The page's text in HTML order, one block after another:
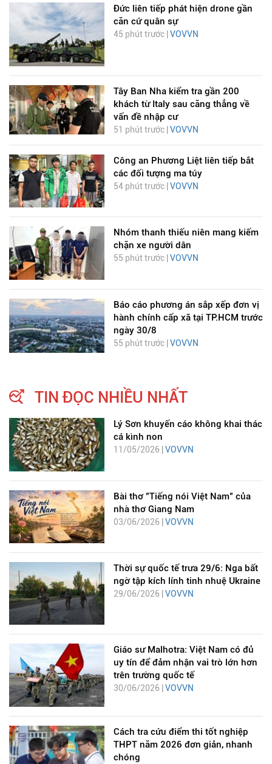
Đức liên tiếp phát hiện drone gần
căn cứ quân sự
45 phút trước | VOVVN
Tây Ban Nha kiểm tra gần 200
khách từ Italy sau căng thẳng về
vấn đề nhập cư
51 phút trước | VOVVN
Công an Phương Liệt liên tiếp bắt
các đối tượng ma túy
54 phút trước | VOVVN
Nhóm thanh thiếu niên mang kiếm
chặn xe người dân
55 phút trước | VOVVN
Báo cáo phương án sắp xếp đơn vị
hành chính cấp xã tại TP.HCM trước
ngày 30/8
55 phút trước | VOVVN
TIN ĐỌC NHIỀU NHẤT
Lý Sơn khuyến cáo không khai thác
cá kình non
11/05/2026 | VOVVN
Bài thơ "Tiếng nói Việt Nam" của
nhà thơ Giang Nam
03/06/2026 | VOVVN
Thời sự quốc tế trưa 29/6: Nga bất
ngờ tập kích lính tinh nhuệ Ukraine
29/06/2026 | VOVVN
Giáo sư Malhotra: Việt Nam có đủ
uy tín để đảm nhận vai trò lớn hơn
trên trường quốc tế
30/06/2026 | VOVVN
Cách tra cứu điểm thi tốt nghiệp
THPT năm 2026 đơn giản, nhanh
chóng